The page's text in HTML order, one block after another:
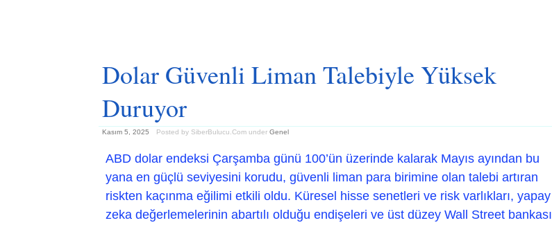
Dolar Güvenli Liman Talebiyle Yüksek
Duruyor
Kasım 5, 2025 Posted by SiberBulucu.Com under Genel
ABD dolar endeksi Çarşamba günü 100’ün üzerinde kalarak Mayıs ayından bu
yana en güçlü seviyesini korudu, güvenli liman para birimine olan talebi artıran
riskten kaçınma eğilimi etkili oldu. Küresel hisse senetleri ve risk varlıkları, yapay
zeka değerlemelerinin abartılı olduğu endişeleri ve üst düzey Wall Street bankası